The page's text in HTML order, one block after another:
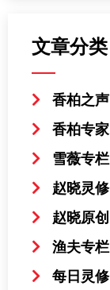
文章分类
香柏之声
香柏专家
雪薇专栏
赵晓灵修
赵晓原创
渔夫专栏
每日灵修